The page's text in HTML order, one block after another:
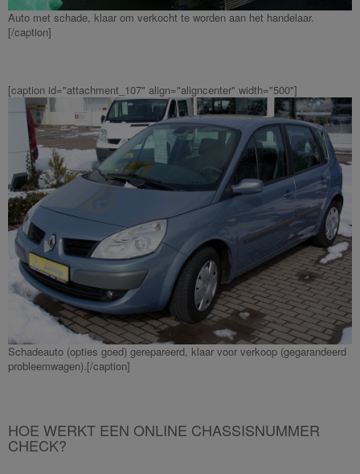
Auto met schade, klaar om verkocht te worden aan het handelaar.
[/caption]
[caption id="attachment_107" align="aligncenter" width="500"]
Schadeauto (opties goed) gerepareerd, klaar voor verkoop (gegarandeerd
probleemwagen).[/caption]
HOE WERKT EEN ONLINE CHASSISNUMMER
CHECK?